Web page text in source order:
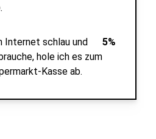
Internet schlau und
hole ich es zum
Kasse ab.
5%